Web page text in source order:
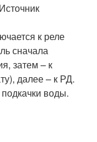
к реле
сначала
затем – к
далее – к РД.
воды.